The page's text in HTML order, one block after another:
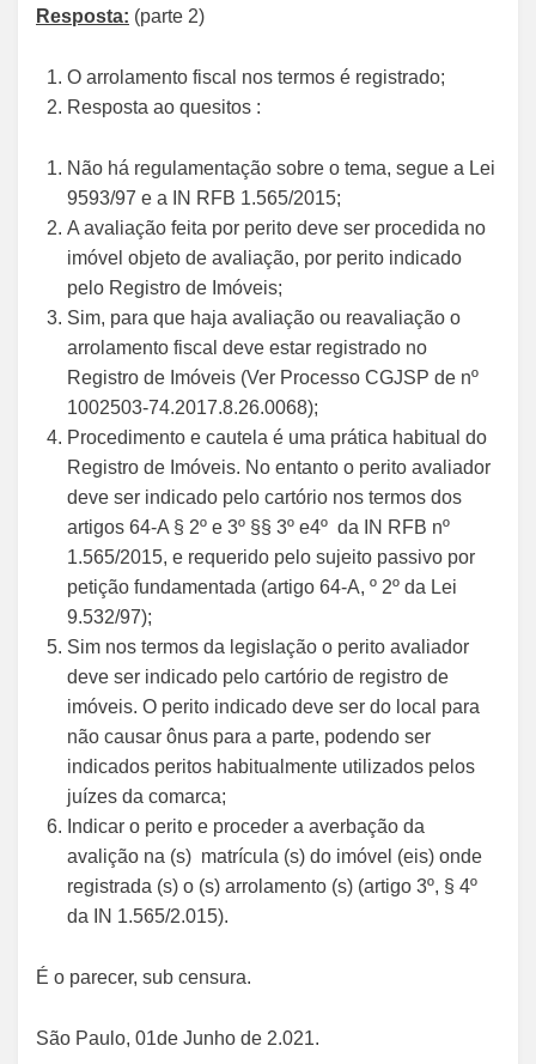
Resposta: (parte 2)
O arrolamento fiscal nos termos é registrado;
Resposta ao quesitos :
Não há regulamentação sobre o tema, segue a Lei
9593/97 e a IN RFB 1.565/2015;
A avaliação feita por perito deve ser procedida no
imóvel objeto de avaliação, por perito indicado
pelo Registro de Imóveis;
Sim, para que haja avaliação ou reavaliação o
arrolamento fiscal deve estar registrado no
Registro de Imóveis (Ver Processo CGJSP de nº
1002503-74.2017.8.26.0068);
Procedimento e cautela é uma prática habitual do
Registro de Imóveis. No entanto o perito avaliador
deve ser indicado pelo cartório nos termos dos
artigos 64-A § 2º e 3º §§ 3º e4º da IN RFB nº
1.565/2015, e requerido pelo sujeito passivo por
petição fundamentada (artigo 64-A, º 2º da Lei
9.532/97);
Sim nos termos da legislação o perito avaliador
deve ser indicado pelo cartório de registro de
imóveis. O perito indicado deve ser do local para
não causar ônus para a parte, podendo ser
indicados peritos habitualmente utilizados pelos
juízes da comarca;
Indicar o perito e proceder a averbação da
avalição na (s) matrícula (s) do imóvel (eis) onde
registrada (s) o (s) arrolamento (s) (artigo 3º, § 4º
da IN 1.565/2.015).
É o parecer, sub censura.
São Paulo, 01de Junho de 2.021.